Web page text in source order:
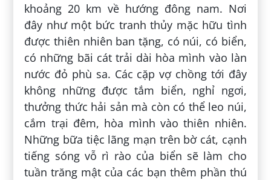
khoảng 20 km về hướng đông nam. Nơi
đây như một bức tranh thủy mặc hữu tình
được thiên nhiên ban tặng, có núi, có biển,
có những bãi cát trải dài hòa mình vào làn
nước đỏ phù sa. Các cặp vợ chồng tới đây
không những được tắm biển, nghỉ ngơi,
thưởng thức hải sản mà còn có thể leo núi,
cắm trại đêm, hòa mình vào thiên nhiên.
Những bữa tiệc lãng mạn trên bờ cát, cạnh
tiếng sóng vỗ rì rào của biển sẽ làm cho
tuần trăng mật của các bạn thêm phần thú